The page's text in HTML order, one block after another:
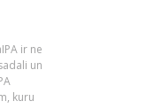
ir ne
un
kuru